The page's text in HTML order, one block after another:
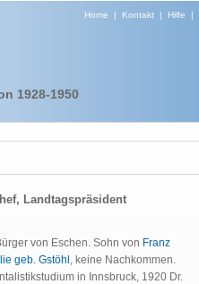
Home | Kontakt| Hilfe |
1928-1950
Landtagspräsident
von Eschen. Sohn von Franz
geb. Gstöhl , keine Nachkommen.
in Innsbruck, 1920 Dr.